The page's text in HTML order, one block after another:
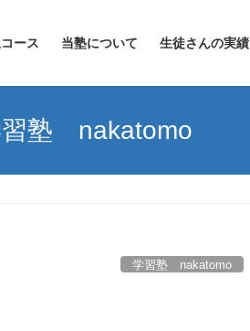
ース 当塾について 生徒さんの実績
塾 nakatomo
学習塾 nakatomo